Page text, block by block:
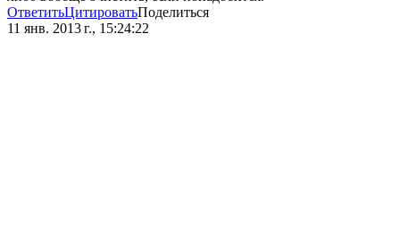
ОтветитьЦитироватьПоделиться
11 янв. 2013 г., 15:24:22